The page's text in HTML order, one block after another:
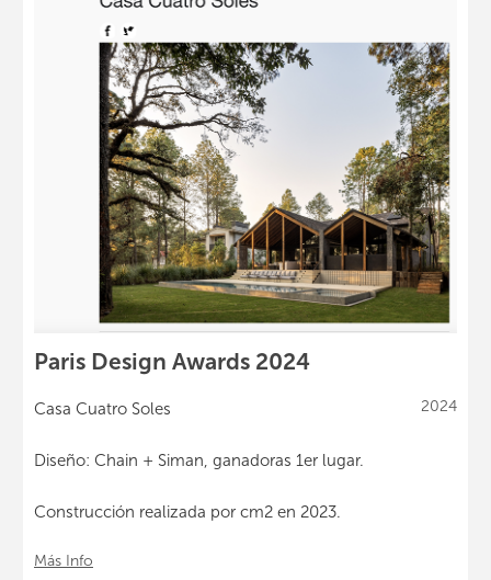
Paris Design Awards 2024
2024
Casa Cuatro Soles
Diseño: Chain + Siman, ganadoras 1er lugar.
Construcción realizada por cm2 en 2023.
Más Info